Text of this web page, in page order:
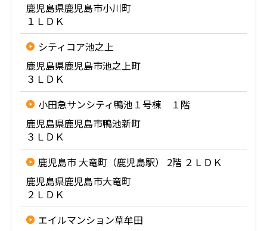
鹿児島県鹿児島市小川町
１ＬＤＫ
シティコア池之上
鹿児島県鹿児島市池之上町
３ＬＤＫ
小田急サンシティ鴨池１号棟 １階
鹿児島県鹿児島市鴨池新町
３ＬＤＫ
鹿児島市 大竜町（鹿児島駅） 2階 ２ＬＤＫ
鹿児島県鹿児島市大竜町
２ＬＤＫ
エイルマンション草牟田